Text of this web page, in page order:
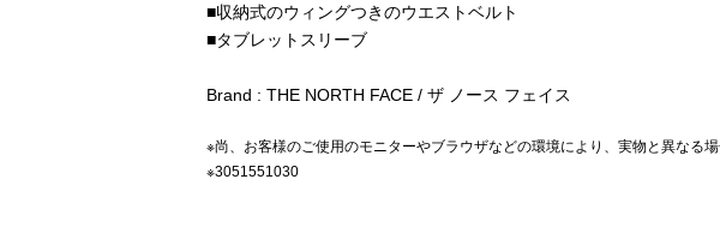
■収納式のウィングつきのウエストベルト
■タブレットスリーブ
Brand : THE NORTH FACE / ザ ノース フェイス
※尚、お客様のご使用のモニターやブラウザなどの環境により、実物と異なる場
※3051551030